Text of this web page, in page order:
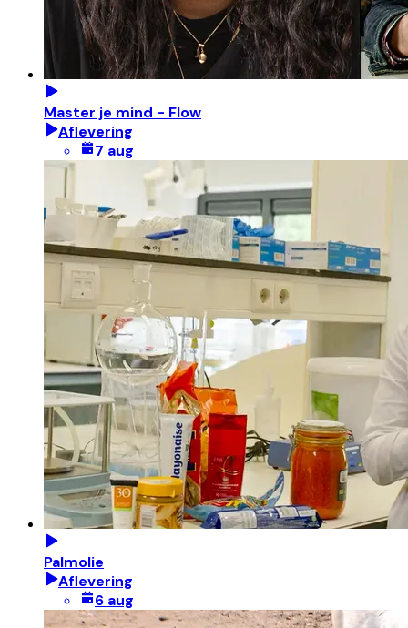
Master je mind - Flow
Aflevering
7 aug
Palmolie
Aflevering
6 aug